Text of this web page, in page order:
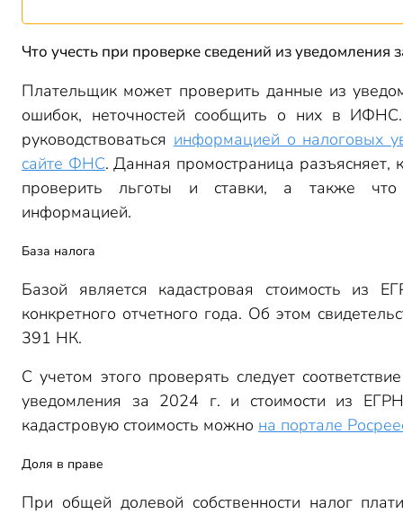
Что учесть при проверке сведений из уведомления
Плательщик может проверить данные из
ошибок, неточностей сообщить о них в
руководствоваться информацией о налоговых
сайте ФНС. Данная промостраница разъясняет,
проверить льготы и ставки, а также что
информацией.
База налога
Базой является кадастровая стоимость из
конкретного отчетного года. Об этом
391 НК.
С учетом этого проверять следует
уведомления за 2024 г. и стоимости из
кадастровую стоимость можно на портале
Доля в праве
При общей долевой собственности налог